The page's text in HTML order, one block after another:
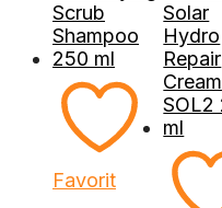
Favorit